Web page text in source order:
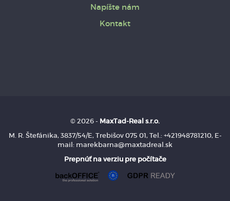
Napíšte nám
Kontakt
© 2026 - MaxTad-Real s.r.o.
M. R. Štefánika, 3837/54/E, Trebišov 075 01, Tel.: +421948781210, E-
mail: marekbarna@maxtadreal.sk
Prepnúť na verziu pre počítače